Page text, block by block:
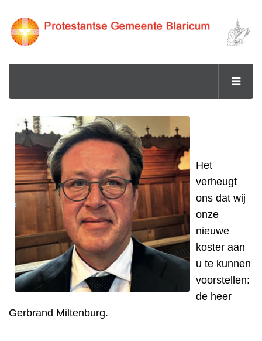
Het
verheugt
ons dat wij
onze
nieuwe
koster aan
u te kunnen
voorstellen:
de heer
Gerbrand Miltenburg.